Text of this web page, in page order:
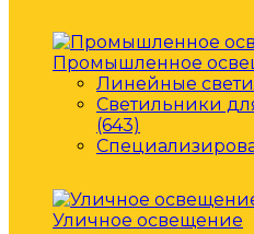
Промышленное
Линейные
Светильники
(643)
Уличное освещение